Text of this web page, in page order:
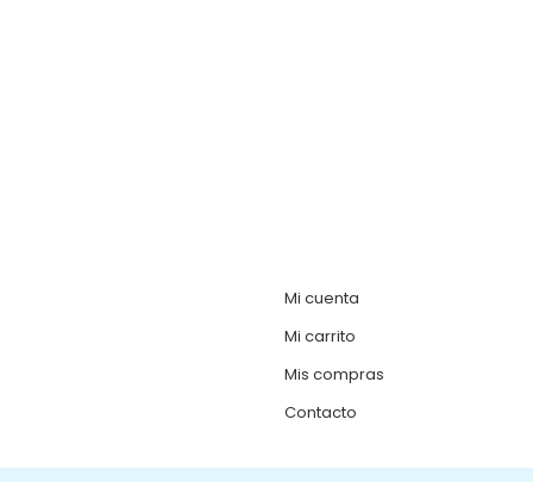
Mi cuenta
Mi carrito
Mis compras
Contacto